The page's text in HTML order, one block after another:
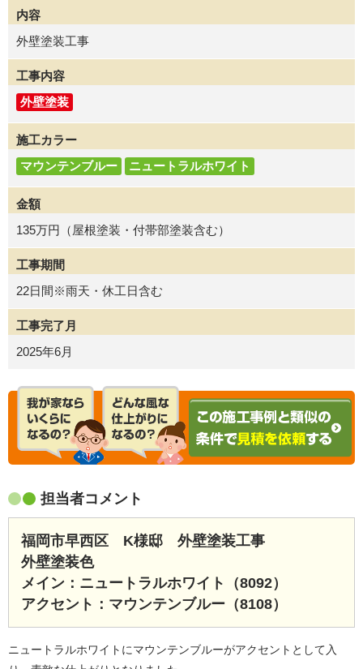
内容
外壁塗装工事
工事内容
外壁塗装
施工カラー
マウンテンブルー
ニュートラルホワイト
金額
135万円（屋根塗装・付帯部塗装含む）
工事期間
22日間※雨天・休工日含む
工事完了月
2025年6月
担当者コメント
福岡市早西区 K様邸 外壁塗装工事
外壁塗装色
メイン：ニュートラルホワイト（8092）
アクセント：マウンテンブルー（8108）
ニュートラルホワイトにマウンテンブルーがアクセントとして入